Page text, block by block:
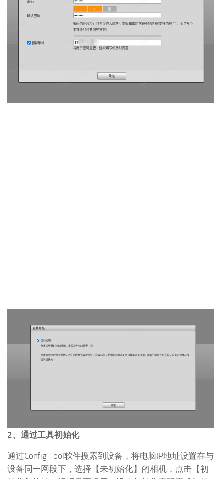
2、通过工具初始化
始化】按键，根据界面提示，设置初始化密码完成初始